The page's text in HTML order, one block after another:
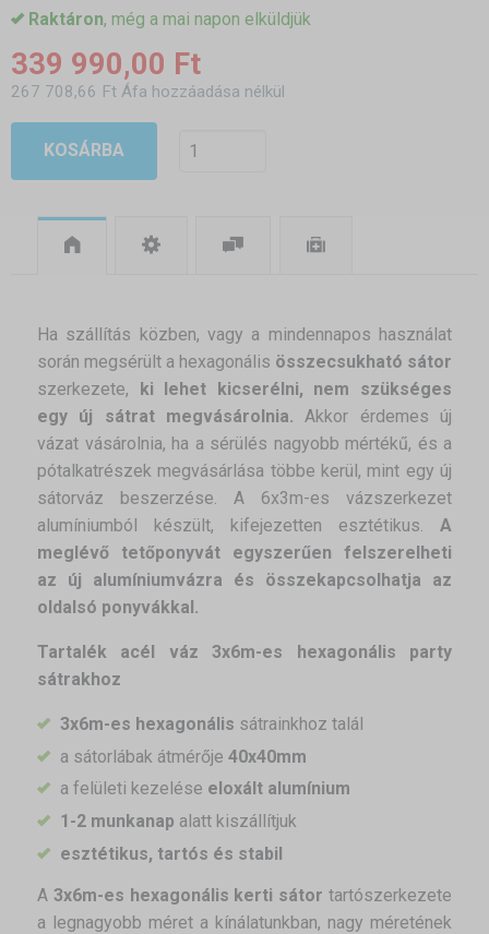
Raktáron, még a mai napon elküldjük
339 990,00 Ft
267 708,66 Ft Áfa hozzáadása nélkül
KOSÁRBA
Ha szállítás közben, vagy a mindennapos használat
során megsérült a hexagonális összecsukható sátor
szerkezete, ki lehet kicserélni, nem szükséges
egy új sátrat megvásárolnia.Akkor érdemes új
vázat vásárolnia, ha a sérülés nagyobb mértékű, és a
pótalkatrészek megvásárlása többe kerül, mint egy új
sátorváz beszerzése. A 6x3m-es vázszerkezet
alumíniumból készült, kifejezetten esztétikus. A
meglévő tetőponyvát egyszerűen felszerelheti
az új alumíniumvázra és összekapcsolhatja az
oldalsó ponyvákkal.
Tartalék acél váz 3x6m-es hexagonális party
sátrakhoz
3x6m-es hexagonális sátrainkhoz talál
a sátorlábak átmérője 40x40mm
a felületi kezelése eloxált alumínium
1-2 munkanap alatt kiszállítjuk
esztétikus, tartós és stabil
A 3x6m-es hexagonális kerti sátor tartószerkezete
a legnagyobb méret a kínálatunkban, nagy méretének